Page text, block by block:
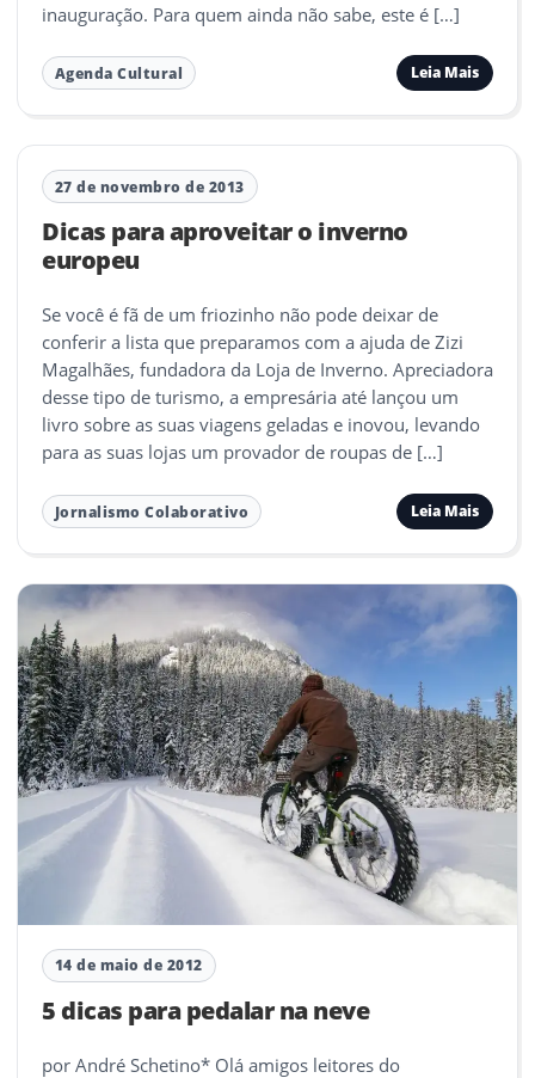
inauguração. Para quem ainda não sabe, este é […]
Agenda Cultural Leia Mais
27 de novembro de 2013
Dicas para aproveitar o inverno
europeu
Se você é fã de um friozinho não pode deixar de
conferir a lista que preparamos com a ajuda de Zizi
Magalhães, fundadora da Loja de Inverno. Apreciadora
desse tipo de turismo, a empresária até lançou um
livro sobre as suas viagens geladas e inovou, levando
para as suas lojas um provador de roupas de […]
Jornalismo Colaborativo Leia Mais
14 de maio de 2012
5 dicas para pedalar na neve
por André Schetino* Olá amigos leitores do